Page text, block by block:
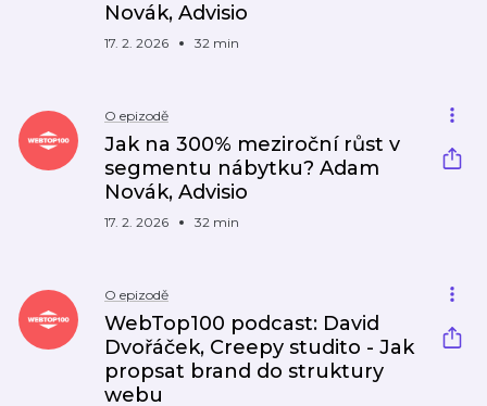
Novák, Advisio
17. 2. 2026 32 min
O epizodě
Jak na 300% meziroční růst v
segmentu nábytku? Adam
Novák, Advisio
17. 2. 2026 32 min
O epizodě
WebTop100 podcast: David
Dvořáček, Creepy studito - Jak
propsat brand do struktury
webu